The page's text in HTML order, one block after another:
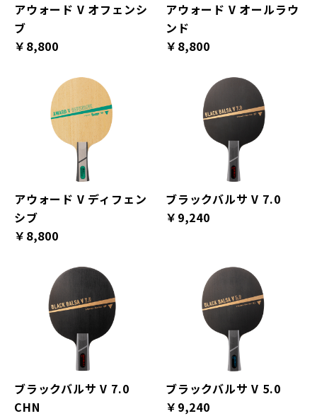
アウォード V オフェンシ
ブ
￥8,800
アウォード V オールラウ
ンド
￥8,800
アウォード V ディフェン
シブ
￥8,800
ブラックバルサ V 7.0
￥9,240
ブラックバルサ V 7.0
CHN
ブラックバルサ V 5.0
￥9,240